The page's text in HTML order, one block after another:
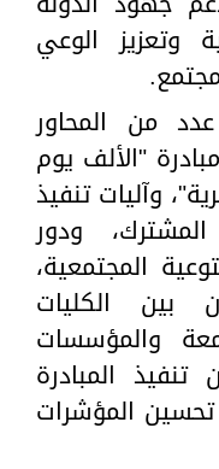
وتعزيز الوعي
من المحاور
"الألف يوم
وآليات تنفيذ
ودور
المجتمعية،
بين الكليات
والمؤسسات
المبادرة
المؤشرات